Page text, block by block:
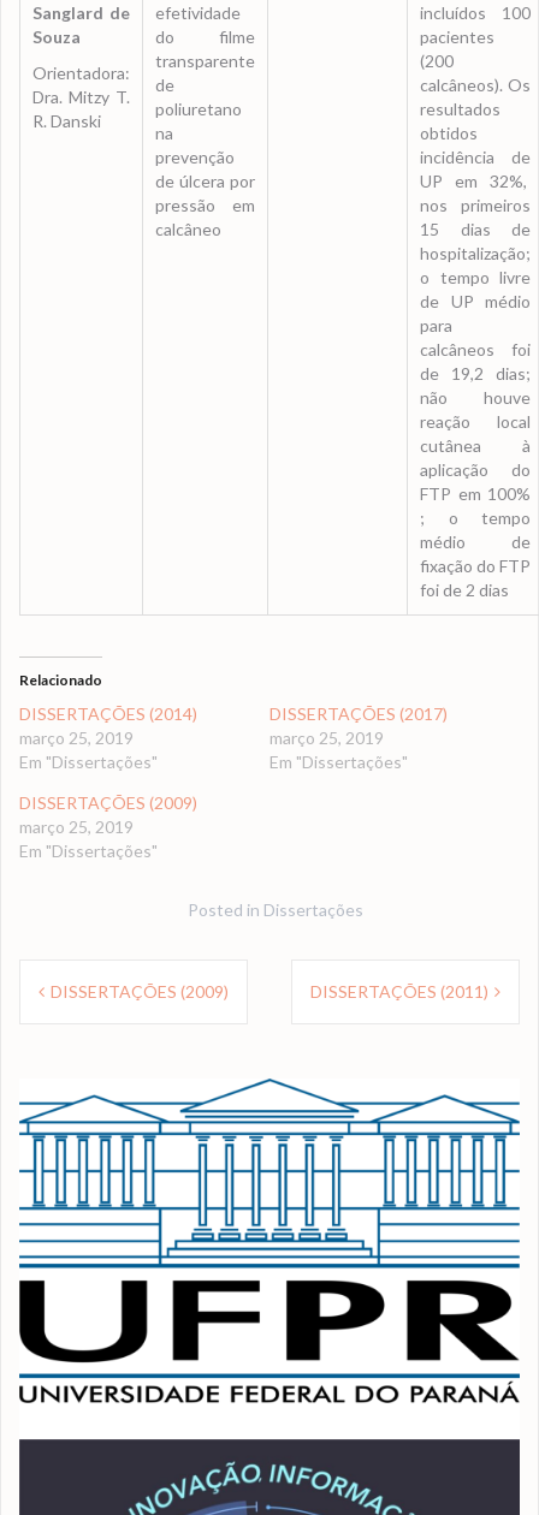
Sanglard de
Souza
Orientadora:
Dra. Mitzy T.
R. Danski
efetividade
do filme
transparente
de
poliuretano
na
prevenção
de úlcera por
pressão em
calcâneo
incluídos 100
pacientes
(200
calcâneos). Os
resultados
obtidos
incidência de
UP em 32%,
nos primeiros
15 dias de
hospitalização;
o tempo livre
de UP médio
para
calcâneos foi
de 19,2 dias;
não houve
reação local
cutânea à
aplicação do
FTP em 100%
; o tempo
médio de
fixação do FTP
foi de 2 dias
Relacionado
DISSERTAÇÕES (2014)
março 25, 2019
Em "Dissertações"
DISSERTAÇÕES (2017)
março 25, 2019
Em "Dissertações"
DISSERTAÇÕES (2009)
março 25, 2019
Em "Dissertações"
Posted in Dissertações
Navegação
DISSERTAÇÕES (2009) DISSERTAÇÕES (2011)